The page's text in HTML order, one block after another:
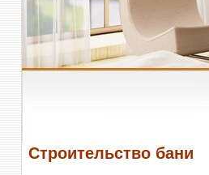
Строительство бани